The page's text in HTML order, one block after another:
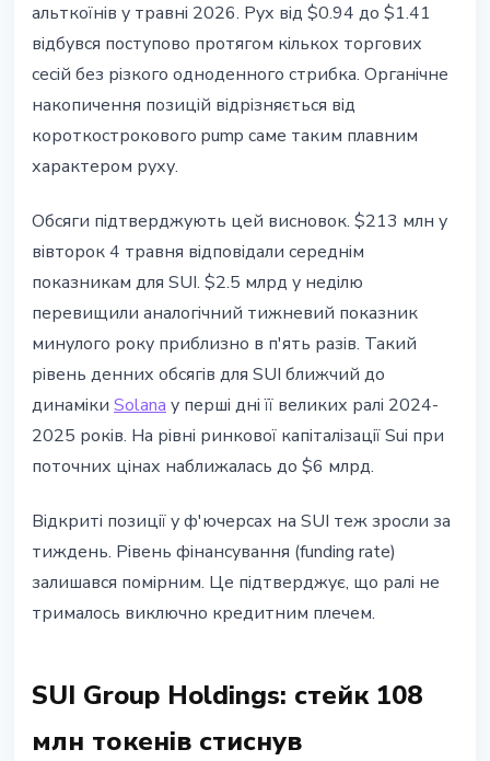
альткоїнів у травні 2026. Рух від $0.94 до $1.41
відбувся поступово протягом кількох торгових
сесій без різкого одноденного стрибка. Органічне
накопичення позицій відрізняється від
короткострокового pump саме таким плавним
характером руху.
Обсяги підтверджують цей висновок. $213 млн у
вівторок 4 травня відповідали середнім
показникам для SUI. $2.5 млрд у неділю
перевищили аналогічний тижневий показник
минулого року приблизно в п'ять разів. Такий
рівень денних обсягів для SUI ближчий до
динаміки Solana у перші дні її великих ралі 2024-
2025 років. На рівні ринкової капіталізації Sui при
поточних цінах наближалась до $6 млрд.
Відкриті позиції у ф'ючерсах на SUI теж зросли за
тиждень. Рівень фінансування (funding rate)
залишався помірним. Це підтверджує, що ралі не
трималось виключно кредитним плечем.
SUI Group Holdings: стейк 108
млн токенів стиснув